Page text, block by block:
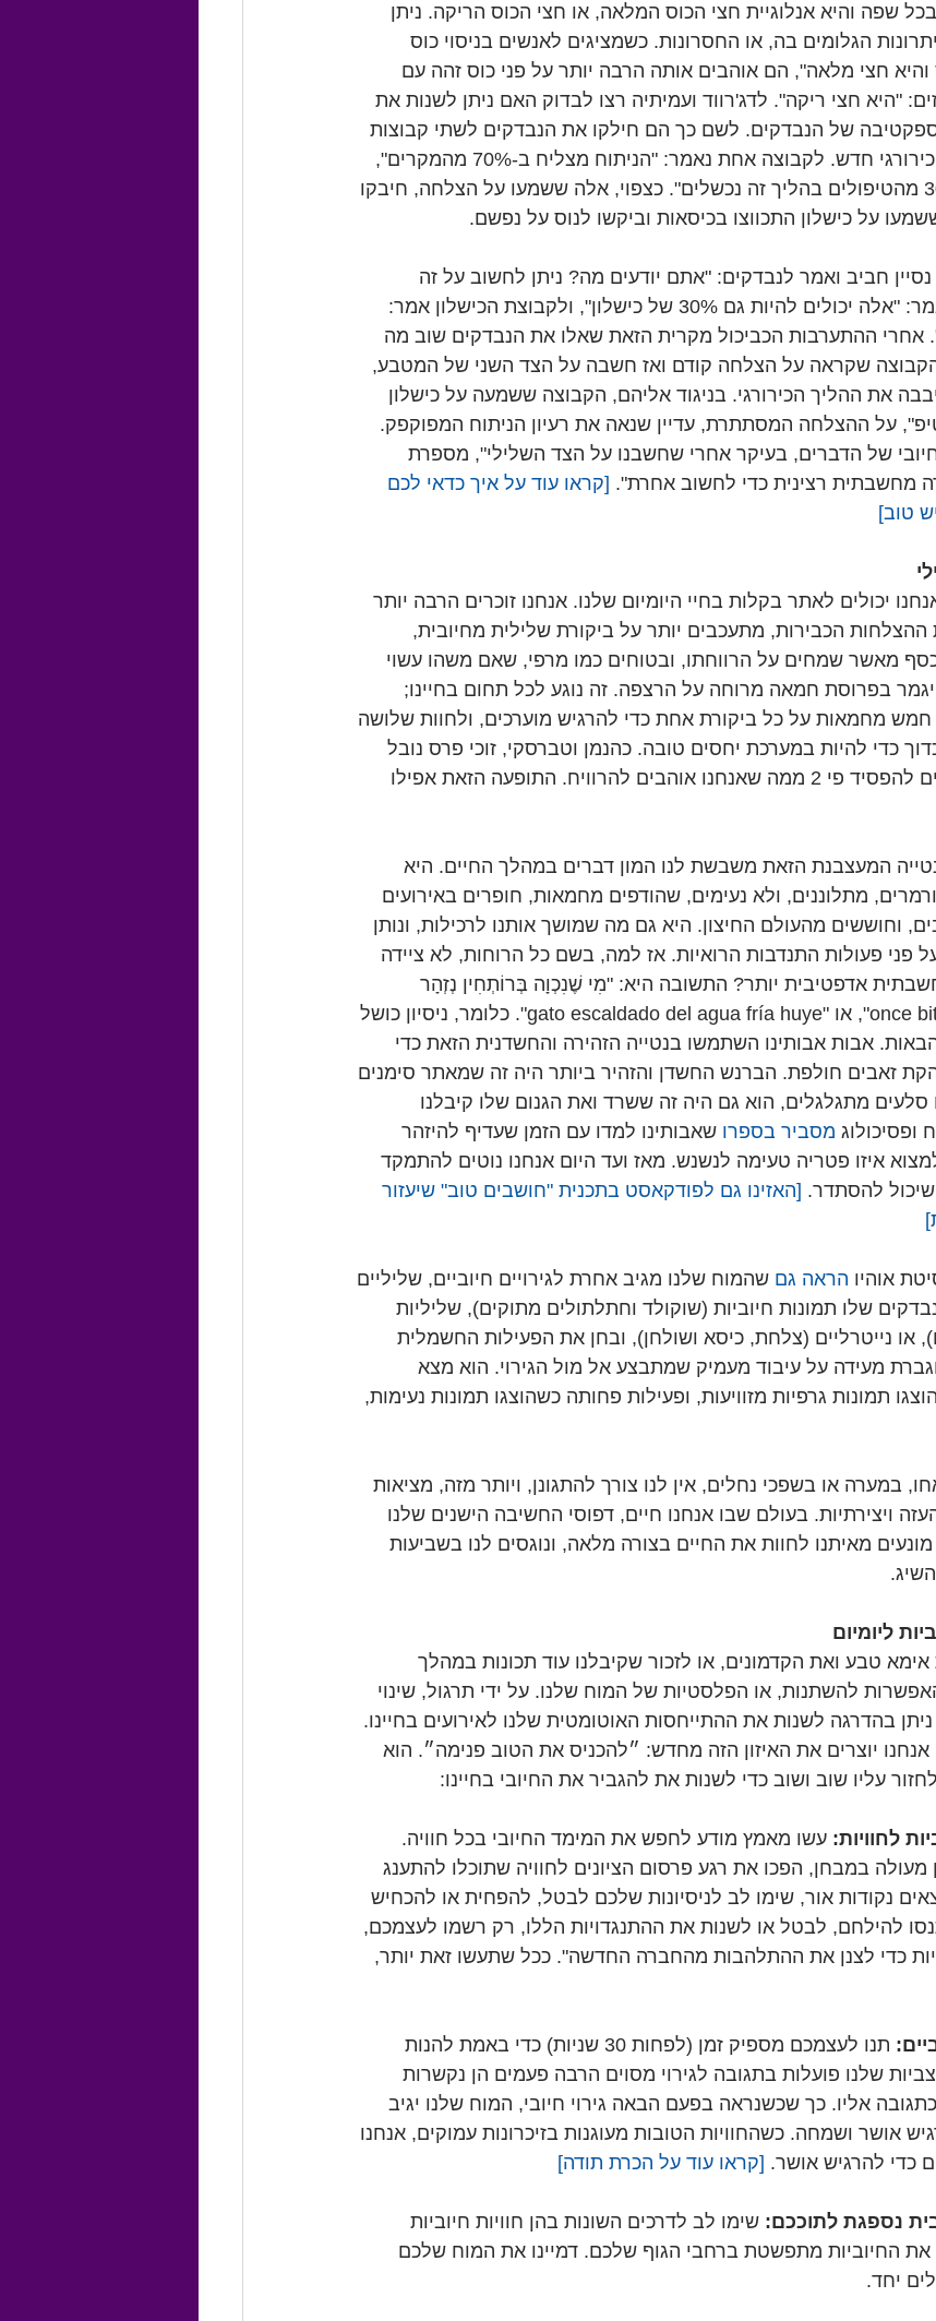
שפה והיא אנלוגיית חצי הכוס המלאה, או חצי הכוס הריקה. ניתן
הגלומים בה, או החסרונות. כשמציגים לאנשים בניסוי כוס
והיא חצי מלאה", הם אוהבים אותה הרבה יותר על פני כוס זהה עם
"היא חצי ריקה". לדג'רווד ועמיתיה רצו לבדוק האם ניתן לשנות את
של הנבדקים. לשם כך הם חילקו את הנבדקים לשתי קבוצות
וסיפרו להם סיפור על הליך כירורגי חדש. לקבוצה אחת נאמר: "הניתוח מצליח ב-70% מהמקרים",
ולקבוצה השנייה אמרו: "30% מהטיפולים בהליך זה נכשלים". כצפוי, אלה ששמעו על הצלחה, חיבקו
על כישלון התכווצו בכיסאות וביקשו לנוס על נפשם.
חביב ואמר לנבדקים: "אתם יודעים מה? ניתן לחשוב על זה
אחרת". לקבוצת ההצלחה אמר: "אלה יכולים להיות גם 30% של כישלון", ולקבוצת הכישלון אמר:
70% הצלחה". אחרי ההתערבות הכביכול מקרית הזאת שאלו את הנבדקים שוב מה
שקראה על הצלחה קודם ואז חשבה על הצד השני של המטבע,
את ההליך הכירורגי. בניגוד אליהם, הקבוצה ששמעה על כישלון
קיבלה "טיפ", על ההצלחה המסתתרת, עדיין שנאה את רעיון הניתוח המפוקפק.
של הדברים, בעיקר אחרי שחשבנו על הצד השלילי", מספרת
מחשבתית רצינית כדי לחשוב אחרת". [קראו עוד על איך כדאי לכם
טוב]
יכולים לאתר בקלות בחיי היומיום שלנו. אנחנו זוכרים הרבה יותר
הכבירות, מתעכבים יותר על ביקורת שלילית מחיובית,
מאשר שמחים על הרווחתו, ובטוחים כמו מרפי, שאם משהו עשוי
בפרוסת חמאה מרוחה על הרצפה. זה נוגע לכל תחום בחיינו;
מחמאות על כל ביקורת אחת כדי להרגיש מוערכים, ולחוות שלושה
כדי להיות במערכת יחסים טובה. כהנמן וטברסקי, זוכי פרס נובל
לכלכלה הראו שאנחנו שונאים להפסיד פי 2 ממה שאנחנו אוהבים להרוויח. התופעה הזאת אפילו
המעצבנת הזאת משבשת לנו המון דברים במהלך החיים. היא
מתלוננים, ולא נעימים, שהודפים מחמאות, חופרים באירועים
וחוששים מהעולם החיצון. היא גם מה שמושך אותנו לרכילות, ונותן
פני פעולות התנדבות הרואיות. אז למה, בשם כל הרוחות, לא ציידה
אדפטיבית יותר? התשובה היא: "מִי שֶׁנִכְוָה בְּרוֹתְחִין נְזְהָר
בְּצוֹנְנִין", או "once bitten, twice shy‏‏‏‏", או "gato escaldado del agua fría huye‏‏‏‏". כלומר, ניסיון כושל
אבות אבותינו השתמשו בנטייה הזהירה והחשדנית הזאת כדי
זאבים חולפת. הברנש החשדן והזהיר ביותר היה זה שמאתר סימנים
סלעים מתגלגלים, הוא גם היה זה ששרד ואת הגנום שלו קיבלנו
ופסיכולוג מסביר בספרו שאבותינו למדו עם הזמן שעדיף להיזהר
איזו פטריה טעימה לנשנש. מאז ועד היום אנחנו נוטים להתמקד
להסתדר. [האזינו גם לפודקאסט בתכנית "חושבים טוב" שיעזור
אוהיו הראה גם שהמוח שלנו מגיב אחרת לגירויים חיוביים, שליליים
שלו תמונות חיוביות (שוקולד וחתלתולים מתוקים), שליליות
או נייטרליים (צלחת, כיסא ושולחן), ובחן את הפעילות החשמלית
מעידה על עיבוד מעמיק שמתבצע אל מול הגירוי. הוא מצא
תמונות גרפיות מזוויעות, ופעילות פחותה כשהוצגו תמונות נעימות,
במערה או בשפכי נחלים, אין לנו צורך להתגונן, ויותר מזה, מציאות
ויצירתיות. בעולם שבו אנחנו חיים, דפוסי החשיבה הישנים שלנו
מאיתנו לחוות את החיים בצורה מלאה, ונוגסים לנו בשביעות
טבע ואת הקדמונים, או לזכור שקיבלנו עוד תכונות במהלך
להשתנות, או הפלסטיות של המוח שלנו. על ידי תרגול, שינוי
בהדרגה לשנות את ההתייחסות האוטומטית שלנו לאירועים בחיינו.
יוצרים את האיזון הזה מחדש: ״להכניס את הטוב פנימה״. הוא
עליו שוב ושוב כדי לשנות את להגביר את החיובי בחיינו:
עשו מאמץ מודע לחפש את המימד החיובי בכל חוויה.
במבחן, הפכו את רגע פרסום הציונים לחוויה שתוכלו להתענג
נקודות אור, שימו לב לניסיונות שלכם לבטל, להפחית או להכחיש
להילחם, לבטל או לשנות את ההתנגדויות הללו, רק רשמו לעצמכם,
כדי לצנן את ההתלהבות מהחברה החדשה". ככל שתעשו זאת יותר,
תנו לעצמכם מספיק זמן (לפחות 30 שניות) כדי באמת להנות
שלנו פועלות בתגובה לגירוי מסוים הרבה פעמים הן נקשרות
אליו. כך שכשנראה בפעם הבאה גירוי חיובי, המוח שלנו יגיב
אושר ושמחה. כשהחוויות הטובות מעוגנות בזיכרונות עמוקים, אנחנו
כדי להרגיש אושר. [קראו עוד על הכרת תודה]
שימו לב לדרכים השונות בהן חוויות חיוביות
את החיוביות מתפשטת ברחבי הגוף שלכם. דמיינו את המוח שלכם
יחד.